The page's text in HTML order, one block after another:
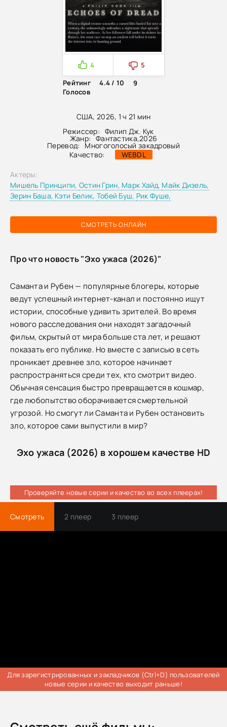
США, 2026, 1 ч 21 мин
Режиссер: Филип Дж. Кук
Жанр: Фантастика,2026
Перевод:
Многоголосый закадровый
Качество:
WEBDL
4
5
Рейтинг
4.4 / 10
9
Голосов
СМОТРЕТЬ ОНЛАЙН
Актеры:
Мишель Принципи, Остин Грин, Марк Хайд, Майк Дизель,
Зерин Баша, Кэти Белик, Тобей Буш, Рик Фуше,
Про что новость "Эхо ужаса (2026)"
Саманта и Рубен — популярные блогеры, которые
ведут успешный интернет-канал и постоянно ищут
истории, способные удивить зрителей. Во время
нового расследования они находят загадочный
фильм, скрытый от мира больше ста лет, и решают
показать его публике. Но вместе с записью в сеть
проникает древнее зло, которое начинает
распространяться среди тех, кто смотрит видео.
Обычная сенсация быстро превращается в кошмар,
где любопытство оборачивается смертельной
угрозой. Но смогут ли Саманта и Рубен остановить
зло, которое сами выпустили в мир?
Эхо ужаса (2026) в хорошем качестве HD
Проверяйте новые серии и качество во всех плеерах!
Смотреть 2 плеер 3 плеер
Для зарегистрированных и закладчиков (Ctrl+D) пользователей
новые серии и качество выходит раньше!